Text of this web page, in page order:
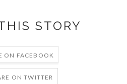
STORY
ON FACEBOOK
ON TWITTER